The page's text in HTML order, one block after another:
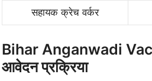
सहायक क्रेच वर्कर
Bihar Anganwadi
आवेदन प्रक्रिया